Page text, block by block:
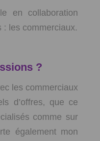
en collaboration
: les commerciaux.
?
les commerciaux
d’offres, que ce
comme sur
également mon